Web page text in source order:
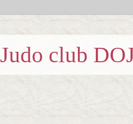
Judo club